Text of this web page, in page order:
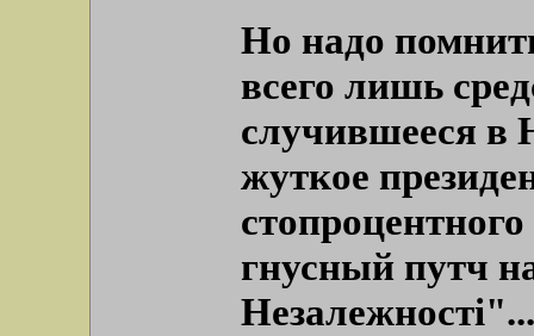
Но надо
всего лишь
случившееся
жуткое
гнусный путч
Незалежностi"...